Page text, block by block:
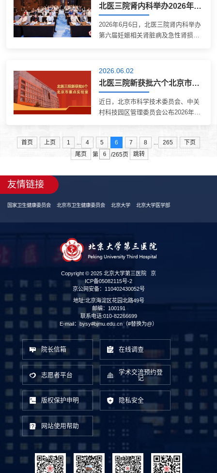
求，...
发表了题为“4D metallic
metamaterials for bone implants via
biodegradation”（通过生物降解实现
传统批量生产的标准植入物相比，...
北医三院肾内科举办2026年妊娠相关肾脏病及急性肾损伤研讨班
2026年6月6日，北医三院肾内科举办
第六届妊娠相关肾脏病及急性肾损伤
院、北京协和医院、北京大学人民医
院、北京大学国际医院及北医三院的
肾内科、产科专家团队齐聚一堂，围
绕妊娠相关肾脏病和急性肾损伤的疑
难危重及常见病例，展开深入的学术
HELLP综合征合并溶血尿毒综合征、
妊娠合并原发性膜性肾病、...
2026.06.02
北医三院新获批六个北京市重点实验室
近日，北京市科学技术委员会、中关
村科技园区管理委员会公布2026年北
市重点实验室。新获批的实验室分别
是神经系统罕见病创新诊疗与转化北
疗与菌剂研发北京市重点实验室、数
监测北京市重点实验室、骨肿瘤类器
沿成像技术北京市重点实验室。...
首页 上页 1 4 5 6 7 8 265
下页
尾页
第 /265页 跳转
友情链接
国家卫生健康委员会 北京市卫生健康委员会 北京大学 北京大学医学部
Copyright © 2025 北京大学第三医院 京
ICP备05082115号-2
京公网安备：110402430052号
地址:北京海淀区花园北路49号
邮编：100191
联系电话:010-82266699
E-mail：bysy#bjmu.edu.cn（#替换为@）
院长信箱 在线调查
志愿者平台
学术交流预约登
记
版权保护申明 隐私安全
网站使用帮助